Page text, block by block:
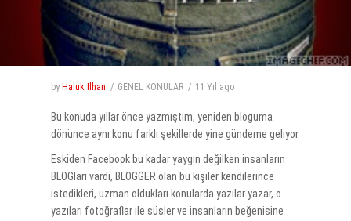
by Haluk İlhan GENEL KONULAR 11 Yıl ago
Bu konuda yıllar önce yazmıştım, yeniden bloguma
dönünce aynı konu farklı şekillerde yine gündeme geliyor.
Eskiden Facebook bu kadar yaygın değilken insanların
BLOGları vardı, BLOGGER olan bu kişiler kendilerince
istedikleri, uzman oldukları konularda yazılar yazar, o
yazıları fotoğraflar ile süsler ve insanların beğenisine